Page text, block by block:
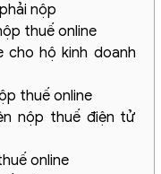
nộp
thuế online
cho hộ kinh doanh
thuế online
nộp thuế điện tử
online